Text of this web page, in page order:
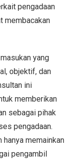
pengadaan
membacakan
yang
objektif, dan
ini
memberikan
sebagai pihak
pengadaan.
hanya memainkan
pengambil